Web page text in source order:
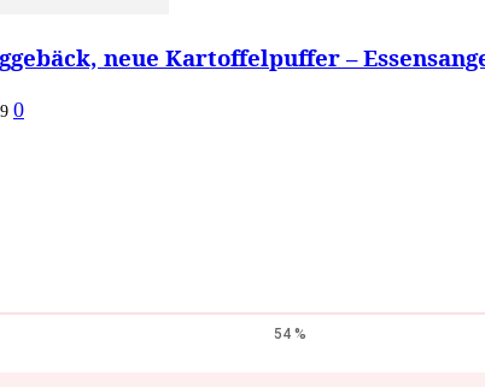
neue Kartoffelpuffer –
0
54 %